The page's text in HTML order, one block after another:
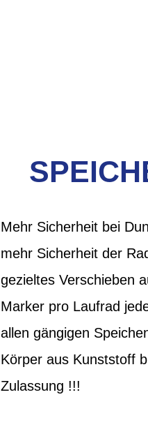
Mehr Sicherheit bei
mehr Sicherheit der
gezieltes Verschieben
Marker pro Laufrad
allen gängigen
Körper aus Kunststoff
Zulassung !!!